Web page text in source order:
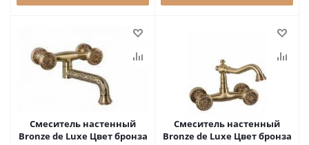
Смеситель настенный
Bronze de Luxe Цвет бронза
Смеситель настенный
Bronze de Luxe Цвет бронза